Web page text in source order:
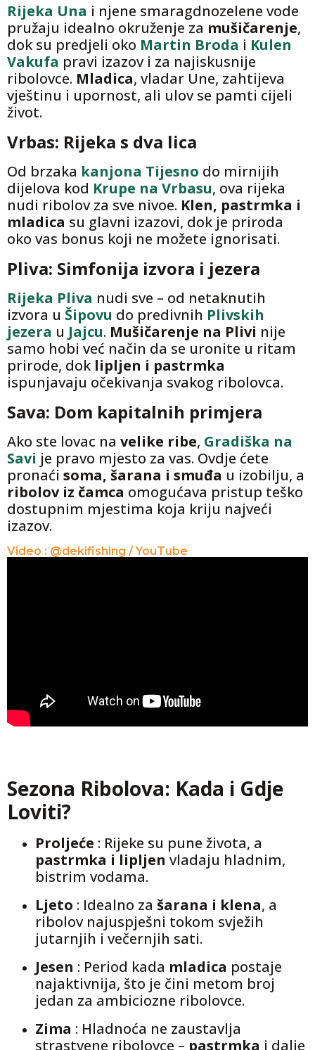
Rijeka Una i njene smaragdnozelene vode
pružaju idealno okruženje za mušičarenje,
dok su predjeli oko Martin Broda i Kulen
Vakufa pravi izazov i za najiskusnije
ribolovce. Mladica, vladar Une, zahtijeva
vještinu i upornost, ali ulov se pamti cijeli
život.
Vrbas: Rijeka s dva lica
Od brzaka kanjona Tijesno do mirnijih
dijelova kod Krupe na Vrbasu, ova rijeka
nudi ribolov za sve nivoe. Klen, pastrmka i
mladica su glavni izazovi, dok je priroda
oko vas bonus koji ne možete ignorisati.
Pliva: Simfonija izvora i jezera
Rijeka Pliva nudi sve – od netaknutih
izvora u Šipovu do predivnih Plivskih
jezera u Jajcu. Mušičarenje na Plivi nije
samo hobi već način da se uronite u ritam
prirode, dok lipljen i pastrmka
ispunjavaju očekivanja svakog ribolovca.
Sava: Dom kapitalnih primjera
Ako ste lovac na velike ribe, Gradiška na
Savi je pravo mjesto za vas. Ovdje ćete
pronaći soma, šarana i smuđa u izobilju, a
ribolov iz čamca omogućava pristup teško
dostupnim mjestima koja kriju najveći
izazov.
Video : @dekifishing / YouTube
Sezona Ribolova: Kada i Gdje
Loviti?
Proljeće : Rijeke su pune života, a
pastrmka i lipljen vladaju hladnim,
bistrim vodama.
Ljeto : Idealno za šarana i klena, a
ribolov najuspješni tokom svježih
jutarnjih i večernjih sati.
Jesen : Period kada mladica postaje
najaktivnija, što je čini metom broj
jedan za ambiciozne ribolovce.
Zima : Hladnoća ne zaustavlja
strastvene ribolovce – pastrmka i dalje